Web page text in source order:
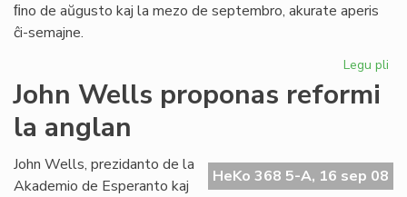
ﬁno de aŭgusto kaj la mezo de septembro, akurate aperis
ĉi-semajne.
Legu pli
John Wells proponas reformi
la anglan
HeKo 368 5-A, 16 sep 08
John Wells, prezidanto de la
Akademio de Esperanto kaj